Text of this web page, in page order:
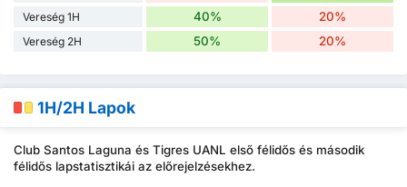
Vereség 1H 40% 20%
Vereség 2H 50% 20%
1H/2H Lapok
Club Santos Laguna és Tigres UANL első félidős és második
félidős lapstatisztikái az előrejelzésekhez.